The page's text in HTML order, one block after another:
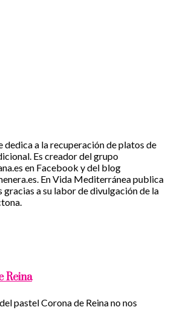
dedica a la recuperación de platos de
Es creador del grupo
en Facebook y del blog
En Vida Mediterránea publica
a su labor de divulgación de la
Reina
pastel Corona de Reina no nos